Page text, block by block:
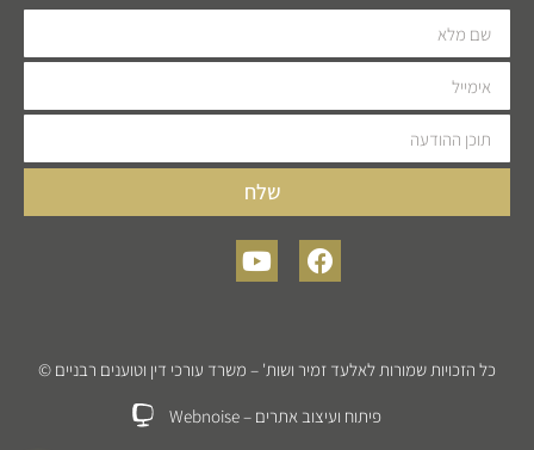
שלח
כל הזכויות שמורות לאלעד זמיר ושות' – משרד עורכי דין וטוענים רבניים ©
פיתוח ועיצוב אתרים –Webnoise